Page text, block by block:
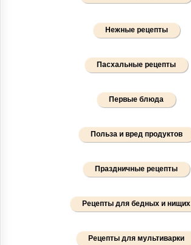
Нежные рецепты
Пасхальные рецепты
Первые блюда
Польза и вред продуктов
Праздничные рецепты
Рецепты для бедных и нищих
Рецепты для мультиварки